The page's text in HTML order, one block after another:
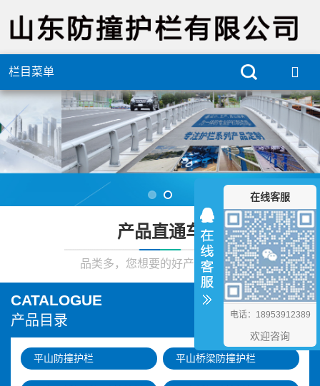
栏目菜单
产品直通车
品类多，您想要的好产品在这里
CATALOGUE
产品目录
平山防撞护栏 平山桥梁防撞护栏
在线客服
电话：18953912389
欢迎咨询